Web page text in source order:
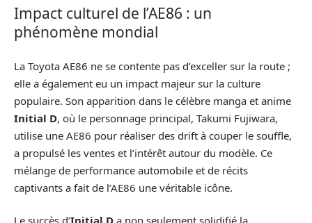
Impact culturel de l’AE86 : un
phénomène mondial
La Toyota AE86 ne se contente pas d’exceller sur la route ;
elle a également eu un impact majeur sur la culture
populaire. Son apparition dans le célèbre manga et anime
Initial D, où le personnage principal, Takumi Fujiwara,
utilise une AE86 pour réaliser des drift à couper le souffle,
a propulsé les ventes et l’intérêt autour du modèle. Ce
mélange de performance automobile et de récits
captivants a fait de l’AE86 une véritable icône.